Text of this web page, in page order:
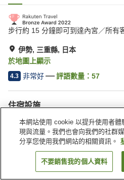
步行約 15 分鐘即可到達內宮／所有
伊勢, 三重縣, 日本
於地圖上顯示
4.3 非常好 評語數量： 57
住宿設施
接送服務
喚醒服務
日本 三重縣 伊勢
找客房
本網站使用 cookie 以提升使用者
現與流量。我們也會向我們的社群
分享您使用我們網站的相關資訊。
不要銷售我的個人資料